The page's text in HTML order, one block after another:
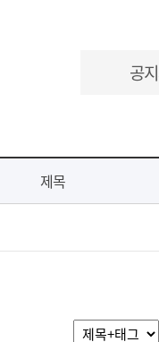
공
제목